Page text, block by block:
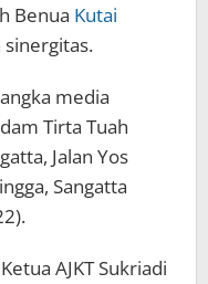
Benua Kutai
sinergitas.
media
Tirta Tuah
Jalan Yos
Sangatta
AJKT Sukriadi